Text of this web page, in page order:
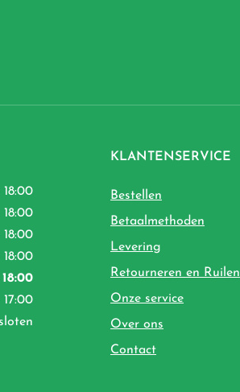
18:00
KLANTENSERVICE
Bestellen
Betaalmethoden
Levering
Retourneren en Ruilen
Onze service
Over ons
Contact